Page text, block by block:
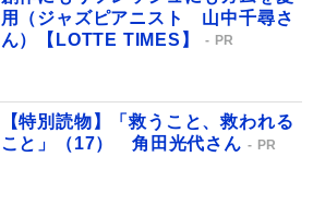
用（ジャズピアニスト 山中千尋さ
ん）【LOTTE TIMES】
PR
【特別読物】「救うこと、救われる
こと」（17） 角田光代さん
PR